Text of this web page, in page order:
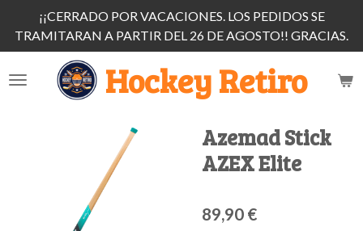
al
contenido
principal
Hockey Retiro
¡¡CERRADO POR VACACIONES. LOS PEDIDOS SE
TRAMITARAN A PARTIR DEL 26 DE AGOSTO!! GRACIAS.
Azemad Stick
AZEX Elite
89,90 €